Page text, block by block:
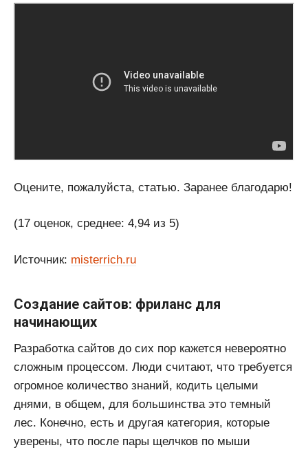
Оцените, пожалуйста, статью. Заранее благодарю!
(17 оценок, среднее: 4,94 из 5)
Источник: misterrich.ru
Создание сайтов: фриланс для
начинающих
Разработка сайтов до сих пор кажется невероятно
сложным процессом. Люди считают, что требуется
огромное количество знаний, кодить целыми
днями, в общем, для большинства это темный
лес. Конечно, есть и другая категория, которые
уверены, что после пары щелчков по мыши